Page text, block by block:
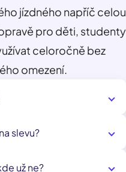
jízdného napříč celou
pro děti, studenty
celoročně bez
omezení.
kteří jsou na základní
slevu?
už ne?